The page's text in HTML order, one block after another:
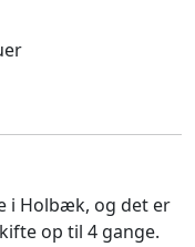
i Holbæk, og det er
op til 4 gange.